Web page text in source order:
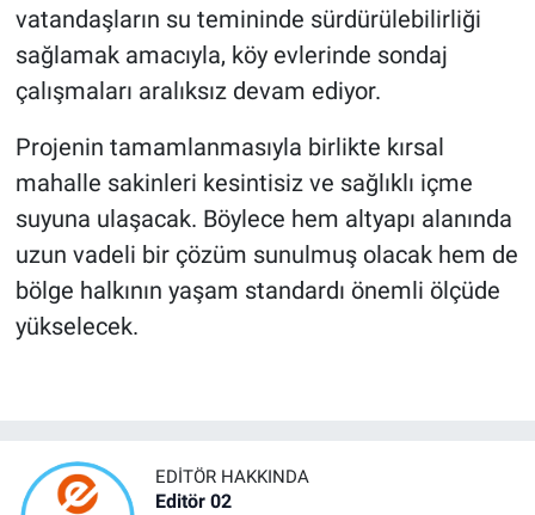
vatandaşların su temininde sürdürülebilirliği
sağlamak amacıyla, köy evlerinde sondaj
çalışmaları aralıksız devam ediyor.
Projenin tamamlanmasıyla birlikte kırsal
mahalle sakinleri kesintisiz ve sağlıklı içme
suyuna ulaşacak. Böylece hem altyapı alanında
uzun vadeli bir çözüm sunulmuş olacak hem de
bölge halkının yaşam standardı önemli ölçüde
yükselecek.
EDITÖR HAKKINDA
Editör 02